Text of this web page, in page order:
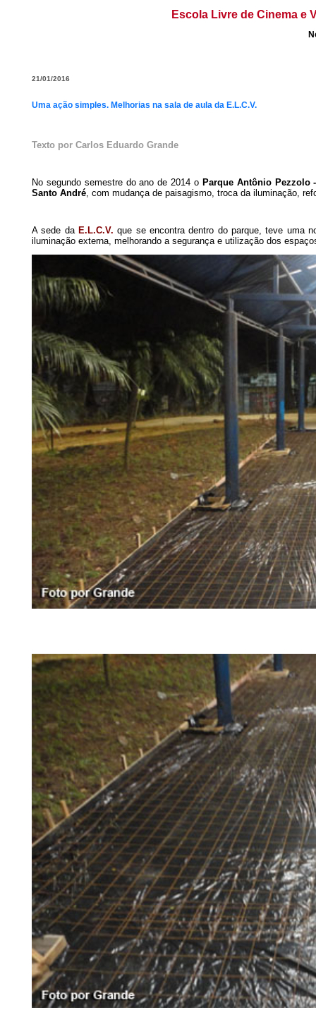
Escola Livre de Cinema e
21/01/2016
Uma ação simples. Melhorias na sala de aula da E.L.C.V.
Texto por Carlos Eduardo Grande
No segundo semestre do ano de 2014 o Parque Antônio Pezzolo
Santo André, com mudança de paisagismo, troca da iluminação,
A sede daE.L.C.V. que se encontra dentro do parque, teve uma
iluminação externa, melhorando a segurança e utilização dos